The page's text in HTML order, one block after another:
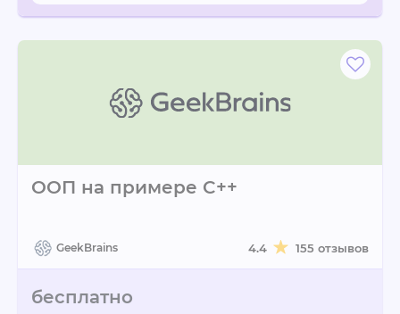
ООП на примере C++
GeekBrains 4.4 155 отзывов
бесплатно